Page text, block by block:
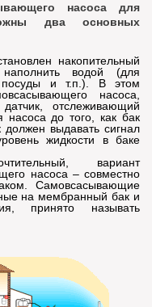
насоса для
два основных
накопительный
водой (для
посуды и т.п.). В этом
насоса,
отслеживающий
до того, как бак
выдавать сигнал
жидкости в баке
вариант
насоса – совместно
Самовсасывающие
на мембранный бак и
принято называть